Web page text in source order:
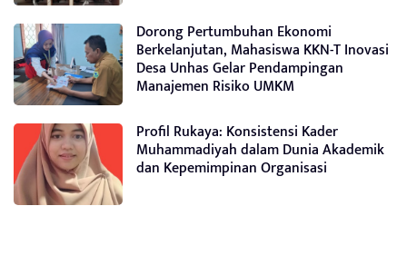
Dorong Pertumbuhan Ekonomi
Berkelanjutan, Mahasiswa KKN-T Inovasi
Desa Unhas Gelar Pendampingan
Manajemen Risiko UMKM
Profil Rukaya: Konsistensi Kader
Muhammadiyah dalam Dunia Akademik
dan Kepemimpinan Organisasi